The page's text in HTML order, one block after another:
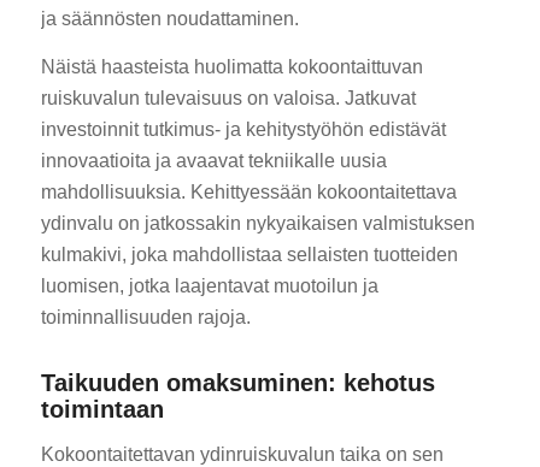
ja säännösten noudattaminen.
Näistä haasteista huolimatta kokoontaittuvan
ruiskuvalun tulevaisuus on valoisa. Jatkuvat
investoinnit tutkimus- ja kehitystyöhön edistävät
innovaatioita ja avaavat tekniikalle uusia
mahdollisuuksia. Kehittyessään kokoontaitettava
ydinvalu on jatkossakin nykyaikaisen valmistuksen
kulmakivi, joka mahdollistaa sellaisten tuotteiden
luomisen, jotka laajentavat muotoilun ja
toiminnallisuuden rajoja.
Taikuuden omaksuminen: kehotus
toimintaan
Kokoontaitettavan ydinruiskuvalun taika on sen